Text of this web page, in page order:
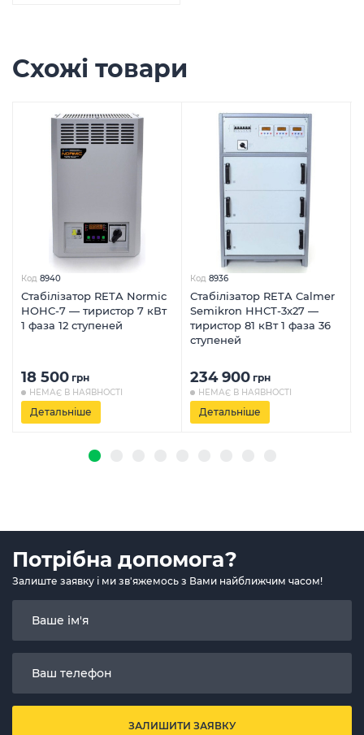
Схожі товари
Код 8940
Стабілізатор RETA Normic
HOHC-7 — тиристор 7 кВт
1 фаза 12 ступеней
18 500 грн
НЕМАЄ В НАЯВНОСТІ
Детальніше
Код 8936
Стабілізатор RETA Calmer
Semikron ННСТ-3x27 —
тиристор 81 кВт 1 фаза 36
ступеней
234 900 грн
НЕМАЄ В НАЯВНОСТІ
Детальніше
Потрібна допомога?
Залиште заявку і ми зв'яжемось з Вами найближчим часом!
ЗАЛИШИТИ ЗАЯВКУ